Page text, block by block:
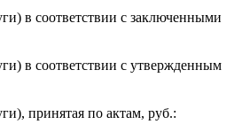
в соответствии с заключенными
в соответствии с утвержденным
принятая по актам, руб.: